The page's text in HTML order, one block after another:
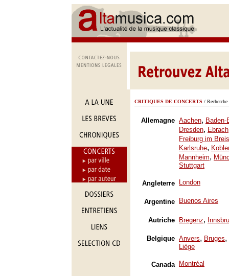
CRITIQUES DE CONCERTS /
Allemagne Aachen, Baden-
Dresden, Ebrach
Freiburg im
Karlsruhe,
Mannheim,
Stuttgart
Angleterre London
Argentine Buenos Aires
Autriche Bregenz,
Belgique Anvers, Bruges,
Liège
Canada Montréal